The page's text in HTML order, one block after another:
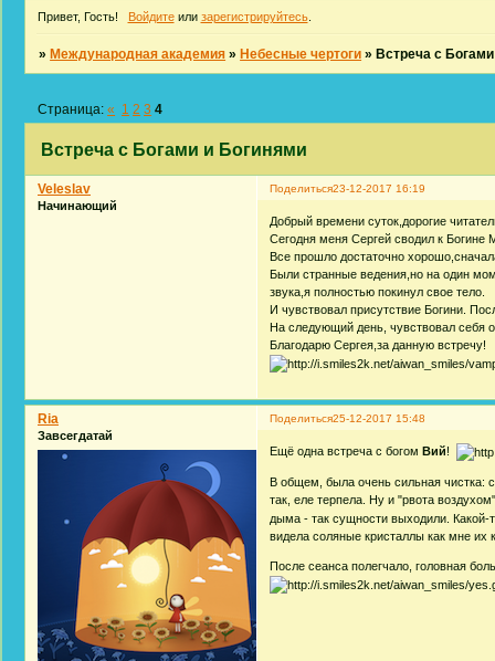
Привет, Гость! Войдитеили зарегистрируйтесь.
»Международная академия »Небесные чертоги »Встреча с
Встреча с Богами и Богинями
Страница:« 1 2 3 4
Поделиться23-12-2017 16:19
Veleslav
Начинающий
Добрый времени суток,дорогие
Сегодня меня Сергей сводил к Богине
Все прошло достаточно
Были странные ведения,но на один
звука,я полностью покинул свое тело.
И чувствовал присутствие Богини.
На следующий день, чувствовал себя
Благодарю Сергея,за данную встречу!
Поделиться25-12-2017 15:48
Ria
Завсегдатай
Ещё одна встреча с богомВий!
В общем, была очень сильная чистка:
так, еле терпела. Ну и "рвота
дыма - так сущности выходили.
видела соляные кристаллы как мне их
После сеанса полегчало, головная